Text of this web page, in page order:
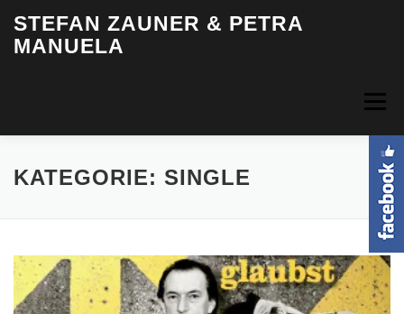
Inhalt
springen
STEFAN ZAUNER & PETRA
MANUELA
Menü
HOME BIOGRAFIE MUSIK VIDEOS
KATEGORIE: SINGLE